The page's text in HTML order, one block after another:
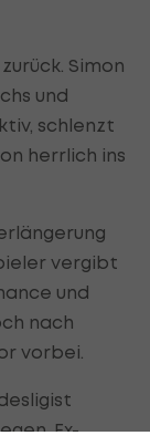
Simon
und
schlenzt
herrlich ins
vergibt
und
nach
vorbei.
Ex-